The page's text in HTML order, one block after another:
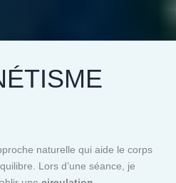
naturelle qui aide le corps
Lors d’une séance, je